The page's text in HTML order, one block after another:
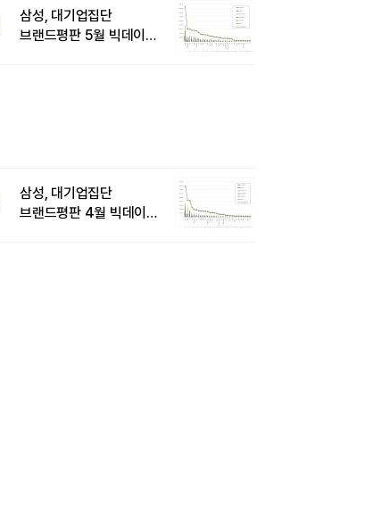
삼성, 대기업집단
브랜드평판 5월 빅데이터
삼성, 대기업집단
브랜드평판 4월 빅데이터